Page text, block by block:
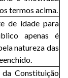
termos acima.
de idade para
apenas é
natureza das
Constituição